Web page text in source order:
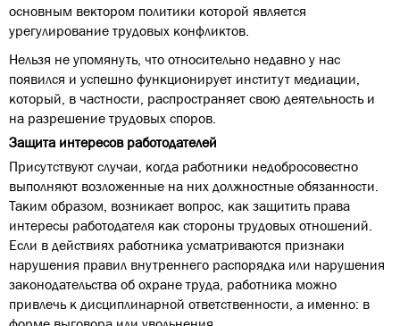
основным вектором политики которой является
урегулирование трудовых конфликтов.
Нельзя не упомянуть, что относительно недавно у нас
появился и успешно функционирует институт медиации,
который, в частности, распространяет свою деятельность и
на разрешение трудовых споров.
Защита интересов работодателей
Присутствуют случаи, когда работники недобросовестно
выполняют возложенные на них должностные обязанности.
Таким образом, возникает вопрос, как защитить права
интересы работодателя как стороны трудовых отношений.
Если в действиях работника усматриваются признаки
нарушения правил внутреннего распорядка или нарушения
законодательства об охране труда, работника можно
привлечь к дисциплинарной ответственности, а именно: в